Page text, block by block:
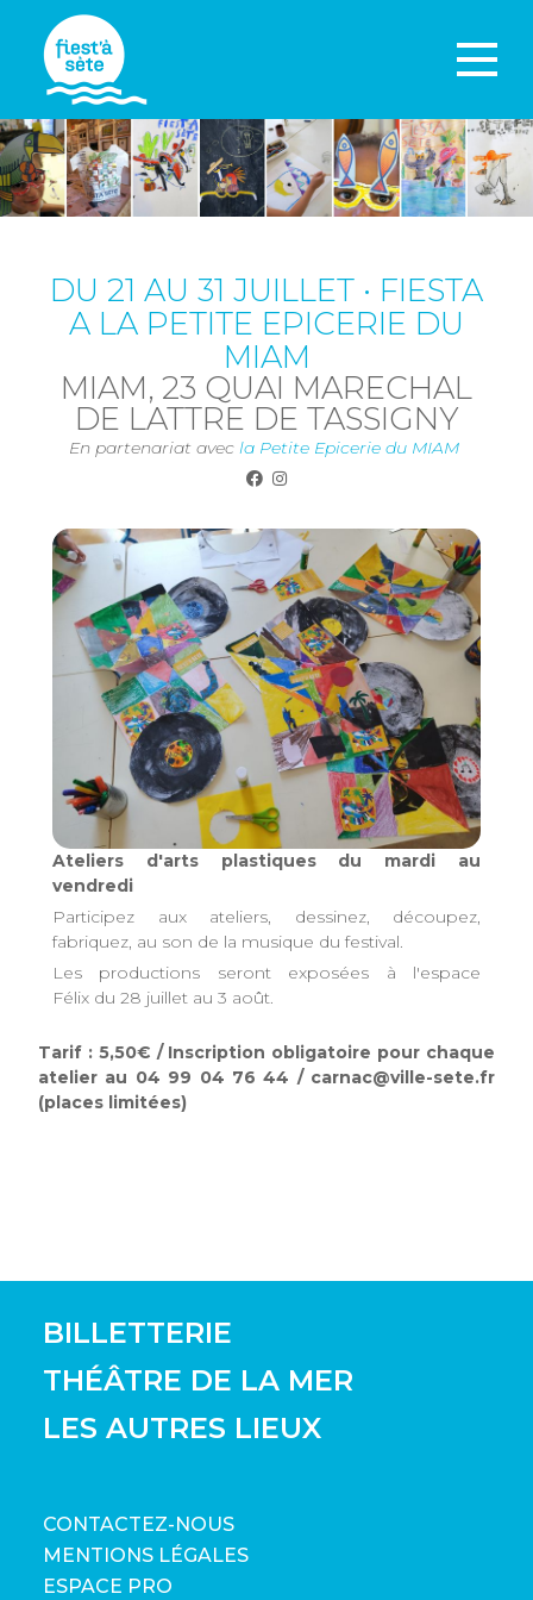
DU 21 AU 31 JUILLET • FIESTA
A LA PETITE EPICERIE DU
MIAM
MIAM, 23 QUAI MARECHAL
DE LATTRE DE TASSIGNY
En partenariat avec la Petite Epicerie du MIAM
Ateliers d'arts plastiques du mardi au
vendredi
Participez aux ateliers, dessinez, découpez,
fabriquez, au son de la musique du festival.
Les productions seront exposées à l'espace
Félix du 28 juillet au 3 août.
Tarif : 5,50€ / Inscription obligatoire pour chaque
atelier au 04 99 04 76 44 / carnac@ville-sete.fr
(places limitées)
BILLETTERIE
THÉÂTRE DE LA MER
LES AUTRES LIEUX
CONTACTEZ-NOUS
MENTIONS LÉGALES
ESPACE PRO